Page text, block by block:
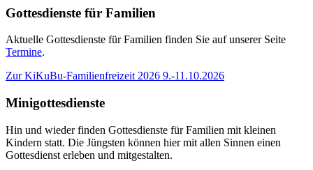
Gottesdienste für Familien
Aktuelle Gottesdienste für Familien finden Sie auf unserer Seite
Termine.
Zur KiKuBu-Familienfreizeit 2026 9.-11.10.2026
Minigottesdienste
Hin und wieder finden Gottesdienste für Familien mit kleinen
Kindern statt. Die Jüngsten können hier mit allen Sinnen einen
Gottesdienst erleben und mitgestalten.